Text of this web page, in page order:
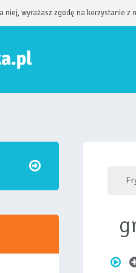
wyrażasz zgodę na korzystanie z